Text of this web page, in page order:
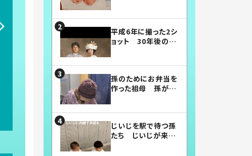
平成6年に撮った2シ
ョット 30年後の姿
孫のためにお弁当を
作った祖母 孫が絶
じいじを駅で待つ孫
たち じいじが来た